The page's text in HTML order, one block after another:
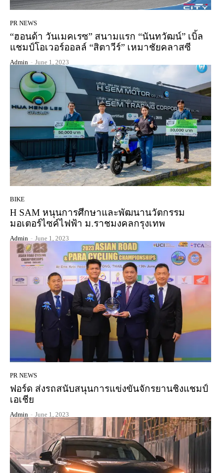
PR NEWS
“ฮอนด้า วันเมคเรซ” สนามแรก “นันทวัฒน์” เบิ้ล
แชมป์โอเวอร์ออลล์ “สิตาวีร์” เหมาชัยคลาสซี
Admin - June 1, 2023
BIKE
H SAM หนุนการศึกษาและพัฒนานวัตกรรม
มอเตอร์ไซค์ไฟฟ้า ม.ราชมงคลกรุงเทพ
Admin - June 1, 2023
PR NEWS
ฟอร์ด ส่งรถสนับสนุนการแข่งขันจักรยานชิงแชมป์
เอเชีย
Admin - June 1, 2023